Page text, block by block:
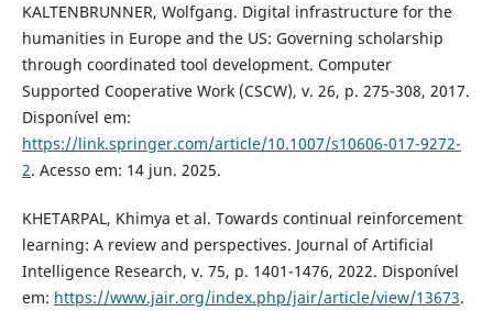
KALTENBRUNNER, Wolfgang. Digital infrastructure for the
humanities in Europe and the US: Governing scholarship
through coordinated tool development. Computer
Supported Cooperative Work (CSCW), v. 26, p. 275-308, 2017.
Disponível em:
https://link.springer.com/article/10.1007/s10606-017-9272-
2. Acesso em: 14 jun. 2025.
KHETARPAL, Khimya et al. Towards continual reinforcement
learning: A review and perspectives. Journal of Artificial
Intelligence Research, v. 75, p. 1401-1476, 2022. Disponível
em: https://www.jair.org/index.php/jair/article/view/13673.